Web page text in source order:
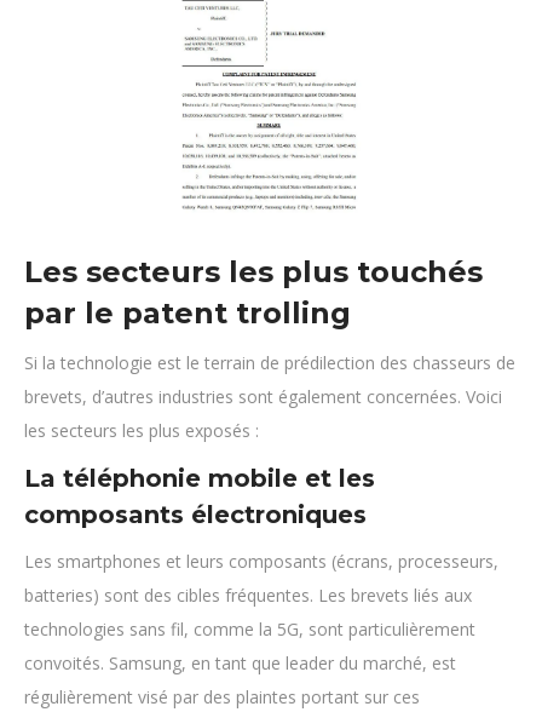
Les secteurs les plus touchés
par le patent trolling
Si la technologie est le terrain de prédilection des chasseurs de
brevets, d’autres industries sont également concernées. Voici
les secteurs les plus exposés :
La téléphonie mobile et les
composants électroniques
Les smartphones et leurs composants (écrans, processeurs,
batteries) sont des cibles fréquentes. Les brevets liés aux
technologies sans fil, comme la 5G, sont particulièrement
convoités. Samsung, en tant que leader du marché, est
régulièrement visé par des plaintes portant sur ces